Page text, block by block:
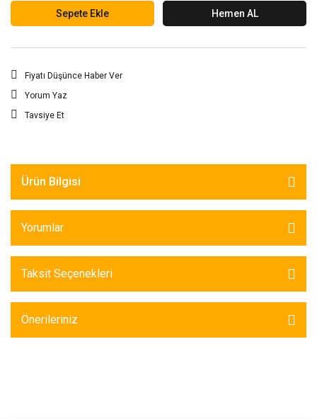
Sepete Ekle Hemen AL
Fiyatı Düşünce Haber Ver
Yorum Yaz
Tavsiye Et
Ürün Bilgisi
Yorumlar
Taksit Seçenekleri
Önerileriniz